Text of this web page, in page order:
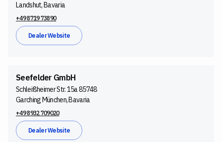
Landshut, Bavaria
+49 8719 73890
Dealer Website
Seefelder GmbH
Schleißheimer Str. 15a 85748
Garching München, Bavaria
+49 8932 709020
Dealer Website